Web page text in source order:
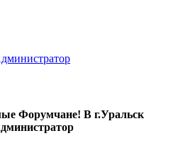
Форумчане! В г.Уральск